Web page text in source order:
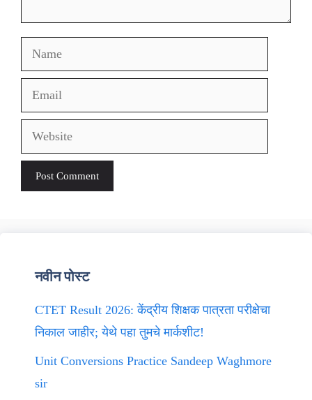
Name
Email
Website
नवीन पोस्ट
CTET Result 2026: केंद्रीय शिक्षक पात्रता परीक्षेचा
निकाल जाहीर; येथे पहा तुमचे मार्कशीट!
Unit Conversions Practice Sandeep Waghmore
sir